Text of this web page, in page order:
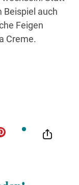
Beispiel auch
Feigen
Creme.